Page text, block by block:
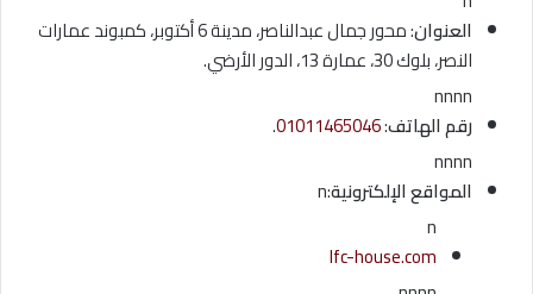
العنوان
: محور جمال عبدالناصر، مدينة 6 أكتوبر، كمبوند عمارات
النصر، بلوك 30، عمارة 13، الدور الأرضي.
nnnn
رقم الهاتف:
01011465046
.
nnnn
المواقع الإلكترونية:n
n
lfc-house.com